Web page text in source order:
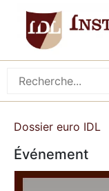
Dossier euro IDL
Événement